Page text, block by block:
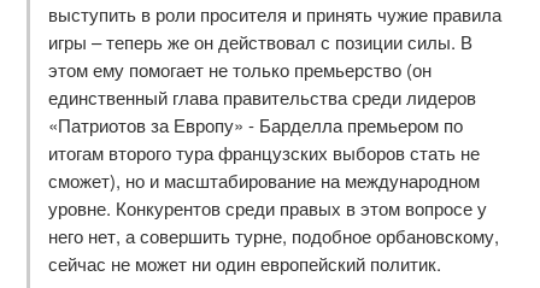
выступить в роли просителя и принять чужие правила
игры – теперь же он действовал с позиции силы. В
этом ему помогает не только премьерство (он
единственный глава правительства среди лидеров
«Патриотов за Европу» - Барделла премьером по
итогам второго тура французских выборов стать не
сможет), но и масштабирование на международном
уровне. Конкурентов среди правых в этом вопросе у
него нет, а совершить турне, подобное орбановскому,
сейчас не может ни один европейский политик.